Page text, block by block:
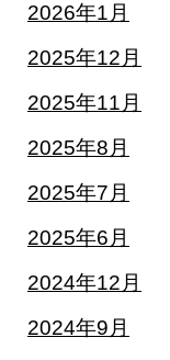
2026年1月
2025年12月
2025年11月
2025年8月
2025年7月
2025年6月
2024年12月
2024年9月